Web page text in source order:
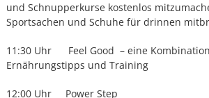
und Schnupperkurse kostenlos
Sportsachen und Schuhe für drinnen
11:30 Uhr Feel Good – eine
Ernährungstipps und Training
12:00 Uhr Power Step